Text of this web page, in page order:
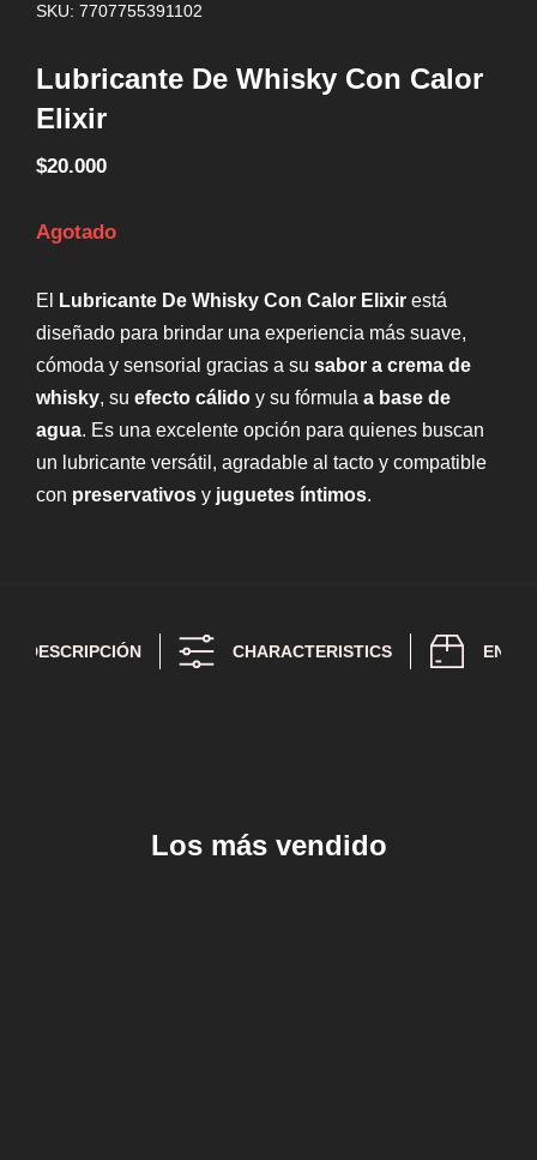
SKU: 7707755391102
Lubricante De Whisky Con Calor
Elixir
$20.000
Agotado
El Lubricante De Whisky Con Calor Elixir está
diseñado para brindar una experiencia más suave,
cómoda y sensorial gracias a su sabor a crema de
whisky, su efecto cálido y su fórmula a base de
agua. Es una excelente opción para quienes buscan
un lubricante versátil, agradable al tacto y compatible
con preservativos y juguetes íntimos.
DESCRIPCIÓN CHARACTERISTICS
Los más vendido